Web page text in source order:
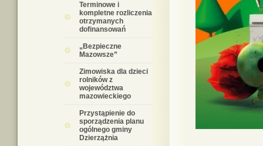
Terminowe i
kompletne rozliczenia
otrzymanych
dofinansowań
„Bezpieczne
Mazowsze”
Zimowiska dla dzieci
rolników z
województwa
mazowieckiego
Przystąpienie do
sporządzenia planu
ogólnego gminy
Dzierzążnia